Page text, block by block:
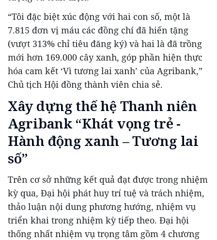
“Tôi đặc biệt xúc động với hai con số, một là
7.815 đơn vị máu các đồng chí đã hiến tặng
(vượt 313% chỉ tiêu đăng ký) và hai là đã trồng
mới hơn 169.000 cây xanh, góp phần hiện thực
hóa cam kết ‘Vì tương lai xanh’ của Agribank,”
Chủ tịch Hội đồng thành viên chia sẻ.
Xây dựng thế hệ Thanh niên
Agribank “Khát vọng trẻ -
Hành động xanh – Tương lai
số”
Trên cơ sở những kết quả đạt được trong nhiệm
kỳ qua, Đại hội phát huy trí tuệ và trách nhiệm,
thảo luận nội dung phương hướng, nhiệm vụ
triển khai trong nhiệm kỳ tiếp theo. Đại hội
thống nhất nhiệm vụ trọng tâm gồm 4 chương